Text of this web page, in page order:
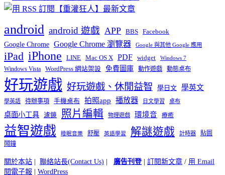
android android 遊戲 APP BBS Facebook
Google Chrome Google Chrome 瀏覽器 Google 與其他 Google 應用
iPad iPhone LINE Mac OS X PDF widget Windows 7
Windows Vista WordPress 網站架設 免費圖庫 動作遊戲 動態桌布
好玩遊戲 好玩遊戲、休閒益智 學日文 學英文
學英語 待辦事項 手機桌布 拍照app 播放器 日文學習 桌布
桌面小工具 濾鏡 照片編輯 物理遊戲 環境音 療癒
益智遊戲 睡眠音樂 舒壓 英語學習 解謎遊戲 計時器
貼圖
鬧鐘
關於本站 | 聯絡站長(Contact Us) | 廣告刊登| 訂閱新文章 / 用 Email
閱電子報 | WordPress